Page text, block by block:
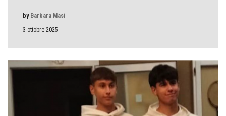
3 ottobre 2025
by Barbara Masi